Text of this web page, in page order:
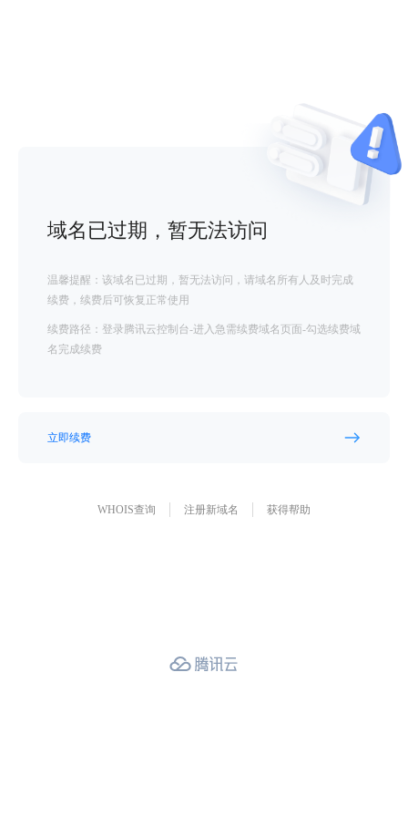
域名已过期，暂无法访问
温馨提醒：该域名已过期，暂无法访问，请域名所有人及时完成
续费，续费后可恢复正常使用
续费路径：登录腾讯云控制台-进入急需续费域名页面-勾选续费域
名完成续费
立即续费
WHOIS查询 注册新域名 获得帮助